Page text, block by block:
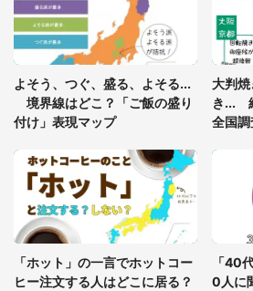
グっちゃってた〝野生の
座布団だろ」「食パンの
っ暗な道で遭難状態。なん
を求めると、住人の男性
「孫にあげると思って、
真夏の山道で見知らぬお
（山口県・30代女性）
よそう、つぐ、盛る、よそる...
境界線はどこ？「ご飯の盛り
付け」表現マップ
大判
き...
全国
「ホット」の一言でホットコー
ヒー注文する人はどこに居る？
「40
0人に